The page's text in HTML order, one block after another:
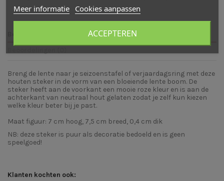
Breng de lente naar je seizoenstafel of verjaardagsring met deze
houten steker in de vorm van een bloeiende lente boom. De
steker heeft aan de voorkant een mooie roze kleur en is aan de
achterkant van neutraal hout gelaten zodat je zelf kun kiezen
welke kleur beter bij je past.
Maat figuur: 7 cm hoog, 7,5 cm breed, 0,4 cm dik
NB: deze steker is puur als decoratie bedoeld en is geen
speelgoed!
Klanten kochten ook:
Meer informatie Cookies aanpassen
ACCEPTEREN